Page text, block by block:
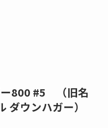
800 #5 （旧名
ダウンハガー）